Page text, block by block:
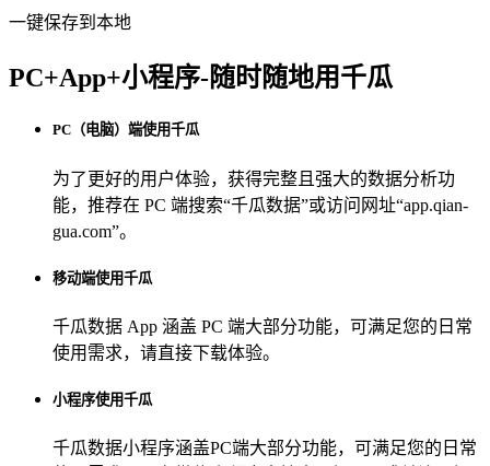
一键保存到本地
PC+App+小程序-随时随地用千瓜
PC（电脑）端使用千瓜
为了更好的用户体验，获得完整且强大的数据分析功
能，推荐在 PC 端搜索“千瓜数据”或访问网址“app.qian-
gua.com”。
移动端使用千瓜
千瓜数据 App 涵盖 PC 端大部分功能，可满足您的日常
使用需求，请直接下载体验。
小程序使用千瓜
千瓜数据小程序涵盖PC端大部分功能，可满足您的日常